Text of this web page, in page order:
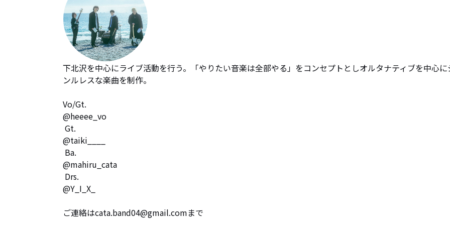
下北沢を中心にライブ活動を行う。「やりたい音楽は全部やる」をコンセプトとしオルタナティブを中心に
ンルレスな楽曲を制作。
Vo/Gt.
@heeee_vo
@taiki____
@mahiru_cata
@Y_I_X_
ご連絡はcata.band04@gmail.comまで